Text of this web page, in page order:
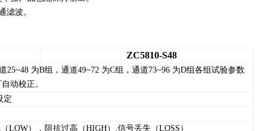
滤波。
ZC5810-S48
25~48 为B组，通道49~72 为C组，通道73~96 为D组各组试验参数
动校正。
定
LOW），阻抗过高（HIGH）,信号丢失（LOSS）